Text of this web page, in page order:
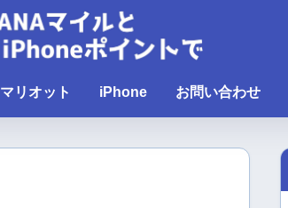
マリオット iPhone お問い合わせ